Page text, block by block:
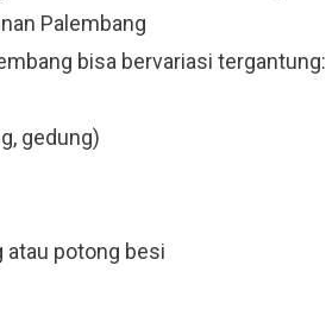
Palembang
bisa bervariasi tergantung:
gedung)
atau potong besi